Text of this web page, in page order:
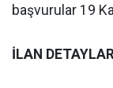
başvurular 19
İLAN